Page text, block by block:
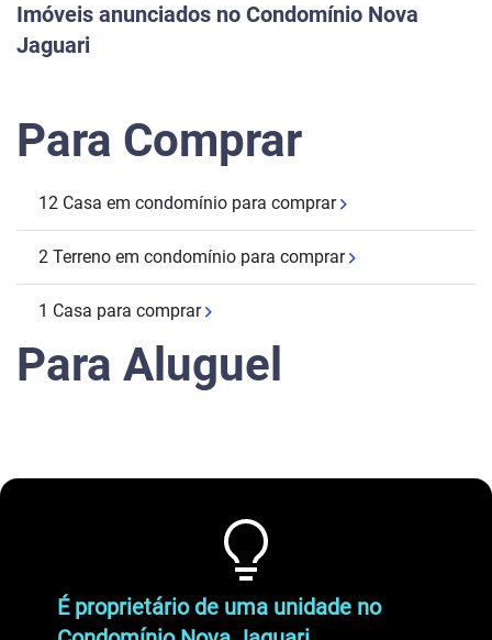
Imóveis anunciados no Condomínio Nova
Jaguari
Para Comprar
12 Casa em condomínio para comprar
2 Terreno em condomínio para comprar
1 Casa para comprar
Para Aluguel
É proprietário de uma unidade no